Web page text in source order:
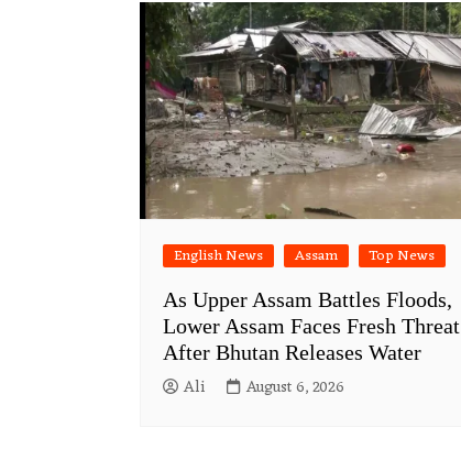
English News Assam Top News
As Upper Assam Battles Floods,
Lower Assam Faces Fresh Threat
After Bhutan Releases Water
Ali August 6, 2026